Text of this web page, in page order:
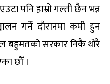
पनि हाम्रो गल्ती छैन भन्न
गर्ने दौरानमा कमी हुन
सरकार निकै थोरै
छौँ ।